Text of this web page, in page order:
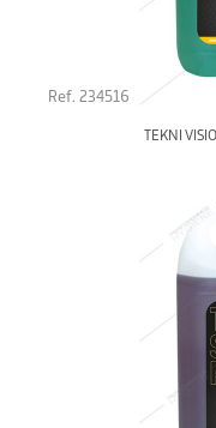
Ref. 234516
TEKNI